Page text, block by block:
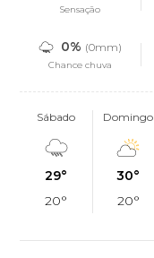
Sensação
0% (0mm)
Chance chuva
Sábado
29°
20°
Domingo
30°
20°